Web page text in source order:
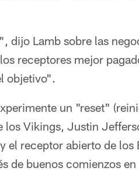
dijo Lamb sobre las
receptores mejor
objetivo".
un "reset"
los Vikings, Justin
el receptor abierto de
de buenos comienzos